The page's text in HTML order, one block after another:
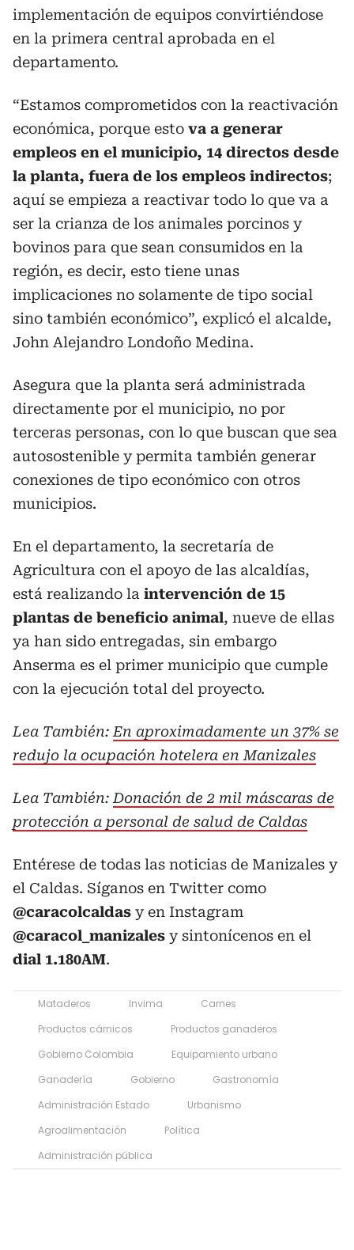
implementación de equipos convirtiéndose
en la primera central aprobada en el
departamento.
“Estamos comprometidos con la reactivación
económica, porque esto va a generar
empleos en el municipio, 14 directos desde
la planta, fuera de los empleos indirectos;
aquí se empieza a reactivar todo lo que va a
ser la crianza de los animales porcinos y
bovinos para que sean consumidos en la
región, es decir, esto tiene unas
implicaciones no solamente de tipo social
sino también económico”, explicó el alcalde,
John Alejandro Londoño Medina.
Asegura que la planta será administrada
directamente por el municipio, no por
terceras personas, con lo que buscan que sea
autosostenible y permita también generar
conexiones de tipo económico con otros
municipios.
En el departamento, la secretaría de
Agricultura con el apoyo de las alcaldías,
está realizando la intervención de 15
plantas de beneficio animal, nueve de ellas
ya han sido entregadas, sin embargo
Anserma es el primer municipio que cumple
con la ejecución total del proyecto.
Lea También: En aproximadamente un 37% se
redujo la ocupación hotelera en Manizales
Lea También: Donación de 2 mil máscaras de
protección a personal de salud de Caldas
Entérese de todas las noticias de Manizales y
el Caldas. Síganos en Twitter como
@caracolcaldas y en Instagram
@caracol_manizales y sintonícenos en el
dial 1.180AM.
Mataderos Invima
Carnes
Productos cárnicos
Productos ganaderos
Gobierno Colombia
Equipamiento urbano
Ganadería
Gobierno
Gastronomía
Administración Estado
Urbanismo
Agroalimentación
Política
Administración pública